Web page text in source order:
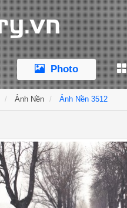
Photo
Ảnh Nền Ảnh Nền 3512